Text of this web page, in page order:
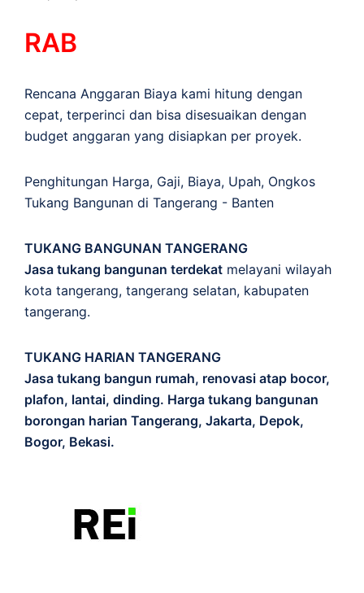
RAB
Rencana Anggaran Biaya kami hitung dengan
cepat, terperinci dan bisa disesuaikan dengan
budget anggaran yang disiapkan per proyek.
Penghitungan Harga, Gaji, Biaya, Upah, Ongkos
Tukang Bangunan di Tangerang - Banten
TUKANG BANGUNAN TANGERANG
Jasa tukang bangunan terdekat melayani wilayah
kota tangerang, tangerang selatan, kabupaten
tangerang.
TUKANG HARIAN TANGERANG
Jasa tukang bangun rumah, renovasi atap bocor,
plafon, lantai, dinding. Harga tukang bangunan
borongan harian Tangerang, Jakarta, Depok,
Bogor, Bekasi.